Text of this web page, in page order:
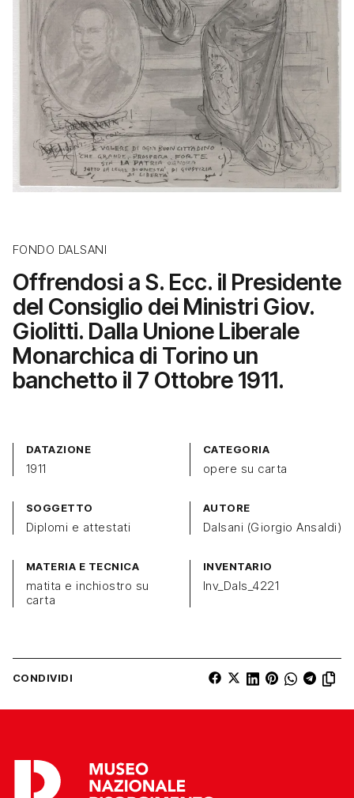
FONDO DALSANI
Offrendosi a S. Ecc. il Presidente
del Consiglio dei Ministri Giov.
Giolitti. Dalla Unione Liberale
Monarchica di Torino un
banchetto il 7 Ottobre 1911.
DATAZIONE
1911
CATEGORIA
opere su carta
SOGGETTO
Diplomi e attestati
AUTORE
Dalsani (Giorgio Ansaldi)
MATERIA E TECNICA
matita e inchiostro su
carta
INVENTARIO
Inv_Dals_4221
CONDIVIDI